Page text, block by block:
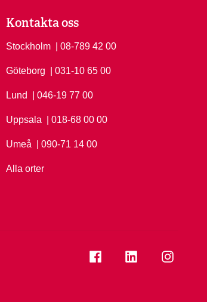
Kontakta oss
Stockholm Ring Stockholm på
| 08-789 42 00
Göteborg Ring Göteborg på
| 031-10 65 00
Lund Ring Lund på
| 046-19 77 00
Uppsala Ring Uppsala på
| 018-68 00 00
Umeå Ring Umeå på
| 090-71 14 00
Alla orter
Se folkuniversitetet på
Se